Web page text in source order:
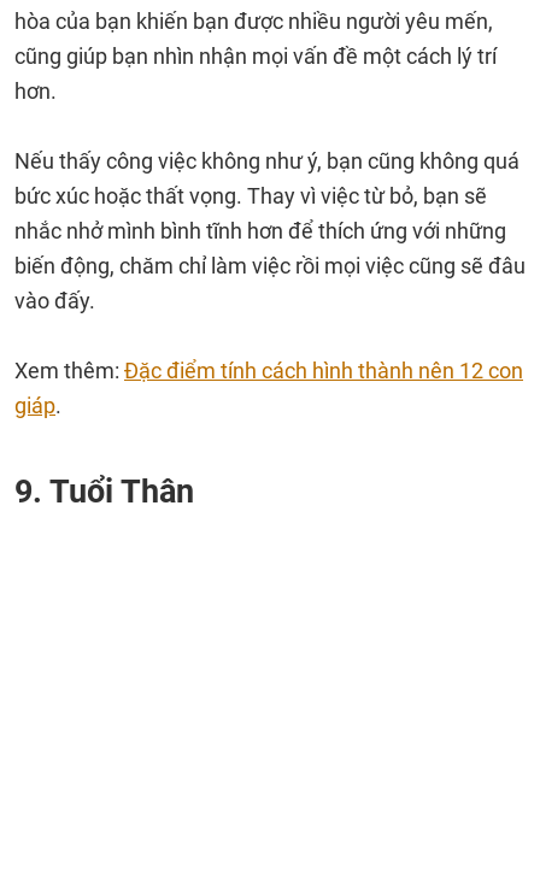
hòa của bạn khiến bạn được nhiều người yêu mến,
cũng giúp bạn nhìn nhận mọi vấn đề một cách lý trí
hơn.
Nếu thấy công việc không như ý, bạn cũng không quá
bức xúc hoặc thất vọng. Thay vì việc từ bỏ, bạn sẽ
nhắc nhở mình bình tĩnh hơn để thích ứng với những
biến động, chăm chỉ làm việc rồi mọi việc cũng sẽ đâu
vào đấy.
Xem thêm: Đặc điểm tính cách hình thành nên 12 con
giáp.
9. Tuổi Thân